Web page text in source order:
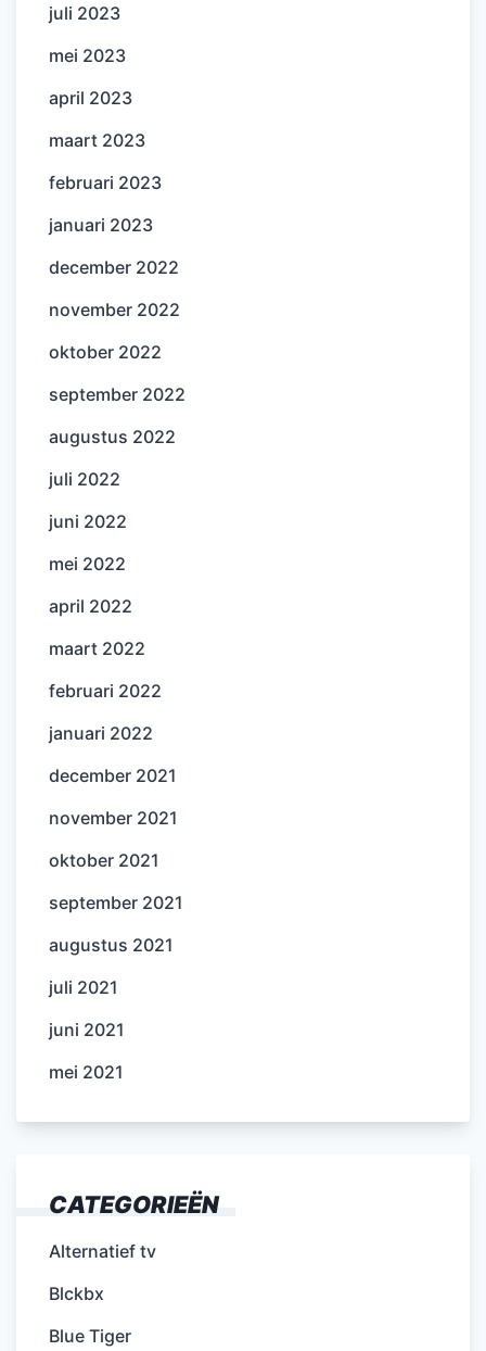
juli 2023
mei 2023
april 2023
maart 2023
februari 2023
januari 2023
december 2022
november 2022
oktober 2022
september 2022
augustus 2022
juli 2022
juni 2022
mei 2022
april 2022
maart 2022
februari 2022
januari 2022
december 2021
november 2021
oktober 2021
september 2021
augustus 2021
juli 2021
juni 2021
mei 2021
CATEGORIEËN
Alternatief tv
Blckbx
Blue Tiger